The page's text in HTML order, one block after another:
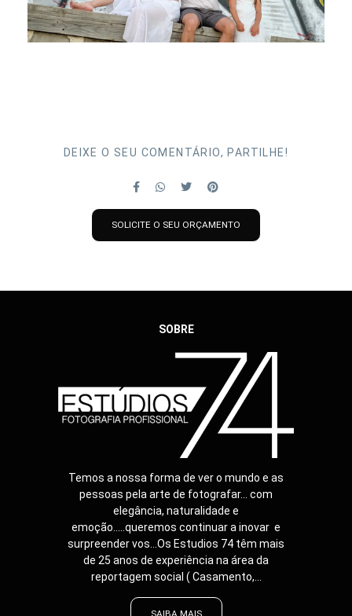
DEIXE O SEU COMENTÁRIO, PARTILHE!
SOLICITE O SEU ORÇAMENTO
SOBRE
Temos a nossa forma de ver o mundo e as
pessoas pela arte de fotografar... com
elegância, naturalidade e
emoção.....queremos continuar a inovar e
surpreender vos...Os Estudios 74 têm mais
de 25 anos de experiência na área da
reportagem social ( Casamento,...